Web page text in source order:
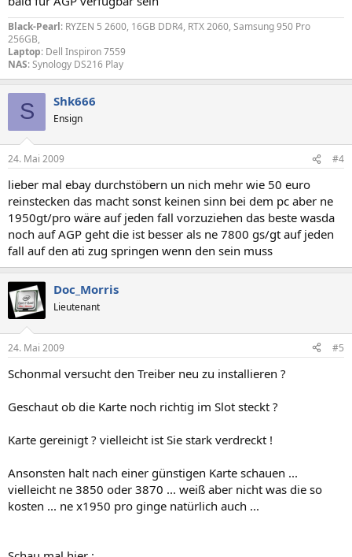
Black-Pearl: RYZEN 5 2600, 16GB DDR4, RTX 2060, Samsung 950 Pro
256GB,
Laptop: Dell Inspiron 7559
NAS: Synology DS216 Play
S Shk666
Ensign
24. Mai 2009 #4
lieber mal ebay durchstöbern un nich mehr wie 50 euro
reinstecken das macht sonst keinen sinn bei dem pc aber ne
1950gt/pro wäre auf jeden fall vorzuziehen das beste wasda
noch auf AGP geht die ist besser als ne 7800 gs/gt auf jeden
fall auf den ati zug springen wenn den sein muss
Doc_Morris
Lieutenant
24. Mai 2009 #5
Schonmal versucht den Treiber neu zu installieren ?
Geschaut ob die Karte noch richtig im Slot steckt ?
Karte gereinigt ? vielleicht ist Sie stark verdreckt !
Ansonsten halt nach einer günstigen Karte schauen ...
vielleicht ne 3850 oder 3870 ... weiß aber nicht was die so
kosten ... ne x1950 pro ginge natürlich auch ...